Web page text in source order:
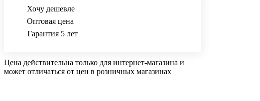
Хочу дешевле
Оптовая цена
Гарантия 5 лет
Цена действительна только для интернет-магазина и
может отличаться от цен в розничных магазинах